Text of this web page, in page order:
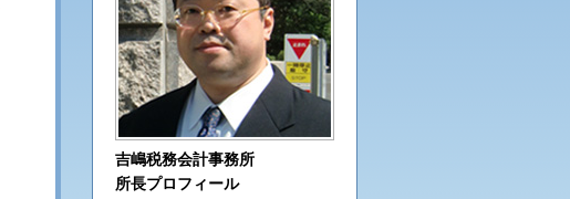
吉嶋税務会計事務所
所長プロフィール